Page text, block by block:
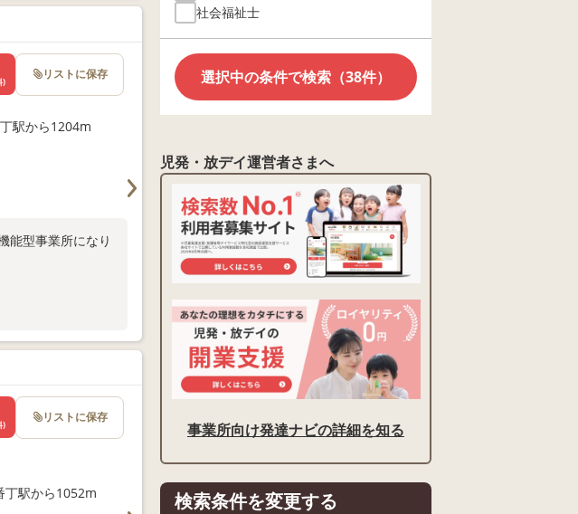
駅から1204m
能型事業所になり
) リストに保存
丁駅から1052m
) リストに保存
社会福祉士
選択中の条件で検索（38件）
児発・放デイ運営者さまへ
事業所向け発達ナビの詳細を知る
検索条件を変更する